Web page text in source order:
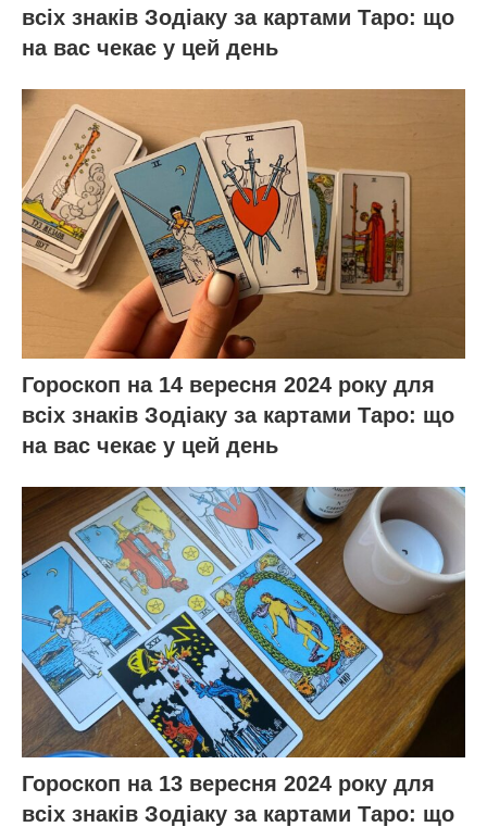
всіх знаків Зодіаку за картами Таро: що
на вас чекає у цей день
Гороскоп на 14 вересня 2024 року для
всіх знаків Зодіаку за картами Таро: що
на вас чекає у цей день
Гороскоп на 13 вересня 2024 року для
всіх знаків Зодіаку за картами Таро: що